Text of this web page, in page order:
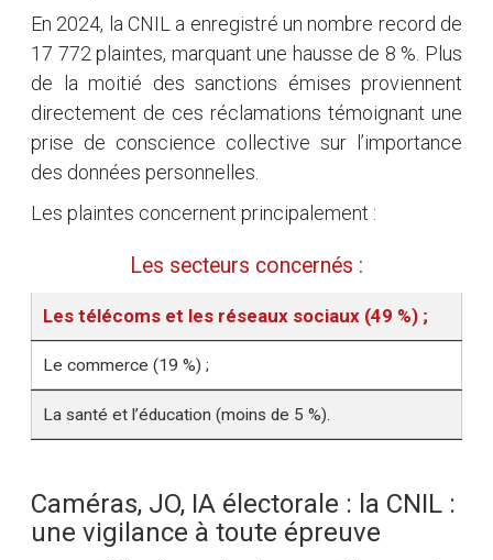
En 2024, la CNIL a enregistré un nombre record de
17 772 plaintes, marquant une hausse de 8 %. Plus
de la moitié des sanctions émises proviennent
directement de ces réclamations témoignant une
prise de conscience collective sur l’importance
des données personnelles.
Les plaintes concernent principalement :
Les secteurs concernés :
Les télécoms et les réseaux sociaux (49 %) ;
Le commerce (19 %) ;
La santé et l’éducation (moins de 5 %).
Caméras, JO, IA électorale : la CNIL :
une vigilance à toute épreuve